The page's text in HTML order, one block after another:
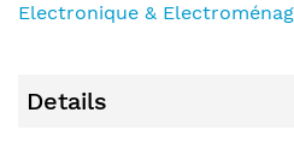
Electronique &
Details